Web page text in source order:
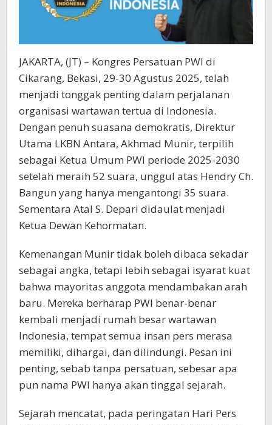
JAKARTA, (JT) – Kongres Persatuan PWI di
Cikarang, Bekasi, 29-30 Agustus 2025, telah
menjadi tonggak penting dalam perjalanan
organisasi wartawan tertua di Indonesia.
Dengan penuh suasana demokratis, Direktur
Utama LKBN Antara, Akhmad Munir, terpilih
sebagai Ketua Umum PWI periode 2025-2030
setelah meraih 52 suara, unggul atas Hendry Ch.
Bangun yang hanya mengantongi 35 suara.
Sementara Atal S. Depari didaulat menjadi
Ketua Dewan Kehormatan.
Kemenangan Munir tidak boleh dibaca sekadar
sebagai angka, tetapi lebih sebagai isyarat kuat
bahwa mayoritas anggota mendambakan arah
baru. Mereka berharap PWI benar-benar
kembali menjadi rumah besar wartawan
Indonesia, tempat semua insan pers merasa
memiliki, dihargai, dan dilindungi. Pesan ini
penting, sebab tanpa persatuan, sebesar apa
pun nama PWI hanya akan tinggal sejarah.
Sejarah mencatat, pada peringatan Hari Pers